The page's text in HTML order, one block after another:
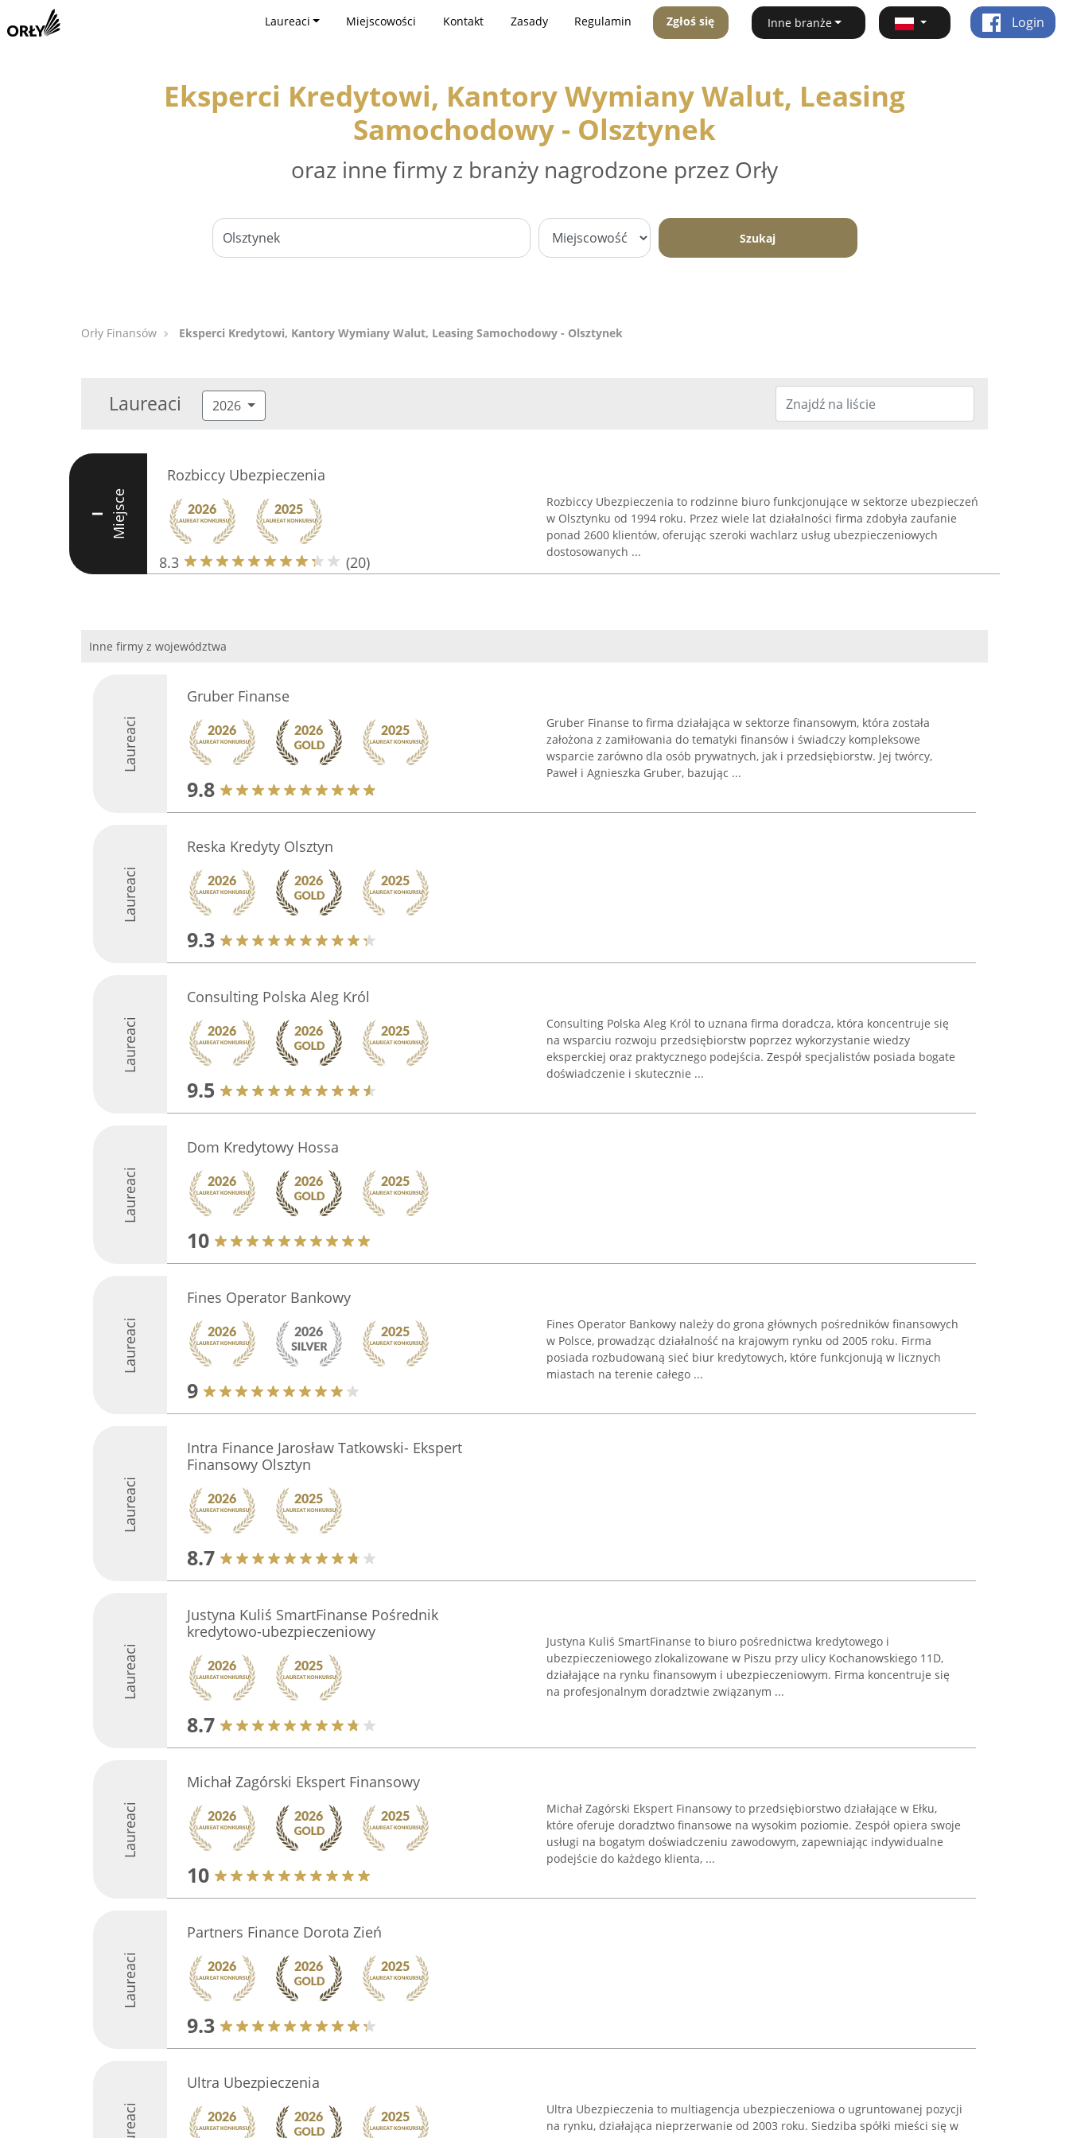
Laureaci Miejscowości Kontakt Zasady Regulamin Zgłoś się Inne branże Login
Eksperci Kredytowi, Kantory Wymiany Walut, Leasing
Samochodowy - Olsztynek
oraz inne firmy z branży nagrodzone przez Orły
Szukaj
Orły Finansów Eksperci Kredytowi, Kantory Wymiany Walut, Leasing Samochodowy - Olsztynek
Laureaci 2026
I Miejsce
Rozbiccy Ubezpieczenia
8.3 (20)
Rozbiccy Ubezpieczenia to rodzinne biuro funkcjonujące w sektorze ubezpieczeń
w Olsztynku od 1994 roku. Przez wiele lat działalności firma zdobyła zaufanie
ponad 2600 klientów, oferując szeroki wachlarz usług ubezpieczeniowych
dostosowanych ...
Inne firmy z województwa
Laureaci
Gruber Finanse
9.8
Gruber Finanse to firma działająca w sektorze finansowym, która została
założona z zamiłowania do tematyki finansów i świadczy kompleksowe
wsparcie zarówno dla osób prywatnych, jak i przedsiębiorstw. Jej twórcy,
Paweł i Agnieszka Gruber, bazując ...
Laureaci
Reska Kredyty Olsztyn
9.3
Laureaci
Consulting Polska Aleg Król
9.5
Consulting Polska Aleg Król to uznana firma doradcza, która koncentruje się
na wsparciu rozwoju przedsiębiorstw poprzez wykorzystanie wiedzy
eksperckiej oraz praktycznego podejścia. Zespół specjalistów posiada bogate
doświadczenie i skutecznie ...
Laureaci
Dom Kredytowy Hossa
10
Laureaci
Fines Operator Bankowy
9
Fines Operator Bankowy należy do grona głównych pośredników finansowych
w Polsce, prowadząc działalność na krajowym rynku od 2005 roku. Firma
posiada rozbudowaną sieć biur kredytowych, które funkcjonują w licznych
miastach na terenie całego ...
Laureaci
Intra Finance Jarosław Tatkowski- Ekspert
Finansowy Olsztyn
8.7
Laureaci
Justyna Kuliś SmartFinanse Pośrednik
kredytowo-ubezpieczeniowy
8.7
Justyna Kuliś SmartFinanse to biuro pośrednictwa kredytowego i
ubezpieczeniowego zlokalizowane w Piszu przy ulicy Kochanowskiego 11D,
działające na rynku finansowym i ubezpieczeniowym. Firma koncentruje się
na profesjonalnym doradztwie związanym ...
Laureaci
Michał Zagórski Ekspert Finansowy
10
Michał Zagórski Ekspert Finansowy to przedsiębiorstwo działające w Ełku,
które oferuje doradztwo finansowe na wysokim poziomie. Zespół opiera swoje
usługi na bogatym doświadczeniu zawodowym, zapewniając indywidualne
podejście do każdego klienta, ...
Laureaci
Partners Finance Dorota Zień
9.3
Ultra Ubezpieczenia
Ultra Ubezpieczenia to multiagencja ubezpieczeniowa o ugruntowanej pozycji
na rynku, działająca nieprzerwanie od 2003 roku. Siedziba spółki mieści się w